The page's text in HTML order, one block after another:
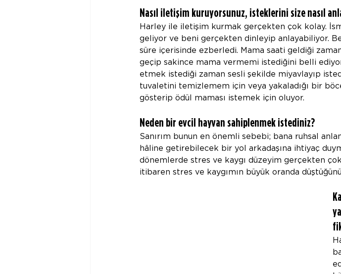
Nasıl iletişim kuruyorsunuz, isteklerini size nasıl
Harley ile iletişim kurmak gerçekten çok kolay.
geliyor ve beni gerçekten dinleyip anlayabiliyor.
süre içerisinde ezberledi. Mama saati geldiği
geçip sakince mama vermemi istediğini belli
etmek istediği zaman sesli şekilde miyavlayıp
tuvaletini temizlemem için veya yakaladığı bir
gösterip ödül maması istemek için oluyor.
Neden bir evcil hayvan sahiplenmek istediniz?
Sanırım bunun en önemli sebebi; bana ruhsal
hâline getirebilecek bir yol arkadaşına ihtiyaç
dönemlerde stres ve kaygı düzeyim gerçekten
itibaren stres ve kaygımın büyük oranda